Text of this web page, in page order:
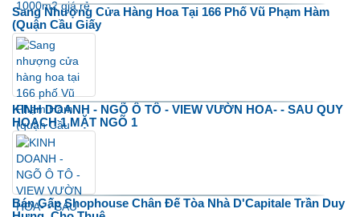
Sang Nhượng Cửa Hàng Hoa Tại 166 Phố Vũ Phạm Hàm
(quận Cầu Giấy
KINH DOANH - NGÕ Ô TÔ - VIEW VƯỜN HOA- - SAU QUY
HOẠCH 1 MẶT NGÕ 1
Bán Gấp Shophouse Chân Đế Tòa Nhà D'Capitale Trần Duy